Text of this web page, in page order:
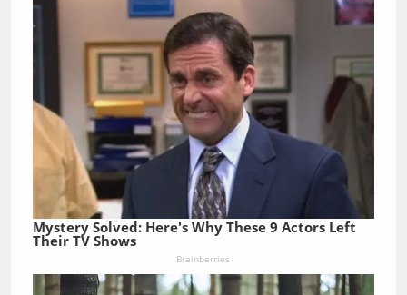
Mystery Solved: Here's Why These 9 Actors Left
Their TV Shows
Brainberries